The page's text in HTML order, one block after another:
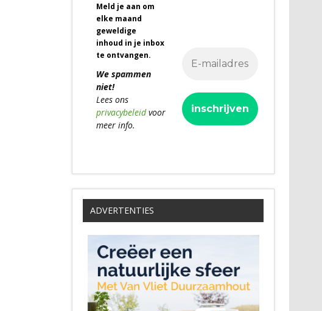
Meld je aan om
elke maand
geweldige
inhoud in je inbox
te ontvangen.
We spammen
niet!
Lees ons
privacybeleidvoor
meer info.
ADVERTENTIES